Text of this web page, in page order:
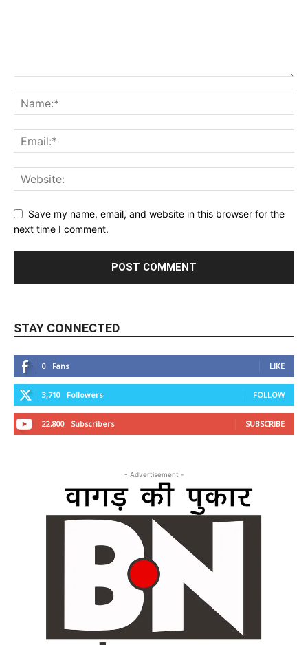
Save my name, email, and website in this browser for the
next time I comment.
STAY CONNECTED
0 Fans LIKE
3,710 Followers FOLLOW
22,800 Subscribers SUBSCRIBE
- Advertisement -